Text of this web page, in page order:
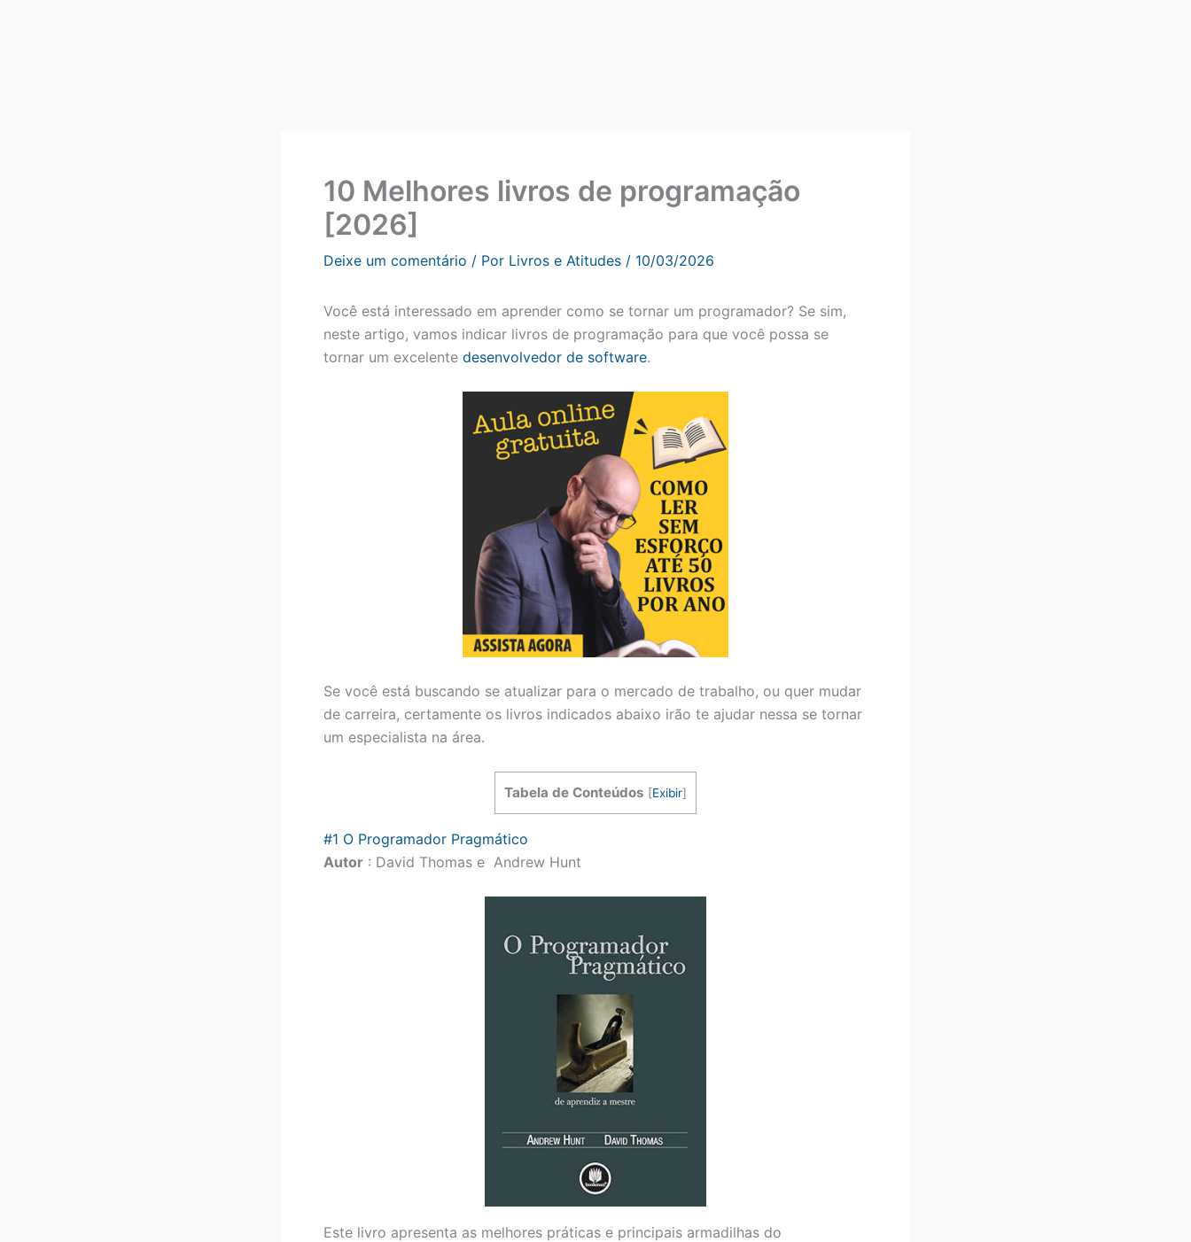
10 Melhores livros de programação
[2026]
Deixe um comentário / Por Livros e Atitudes / 10/03/2026
Você está interessado em aprender como se tornar um programador? Se sim,
neste artigo, vamos indicar livros de programação para que você possa se
tornar um excelente desenvolvedor de software.
Se você está buscando se atualizar para o mercado de trabalho, ou quer mudar
de carreira, certamente os livros indicados abaixo irão te ajudar nessa se tornar
um especialista na área.
Tabela de Conteúdos [Exibir]
#1 O Programador Pragmático
Autor : David Thomas e Andrew Hunt
Este livro apresenta as melhores práticas e principais armadilhas do